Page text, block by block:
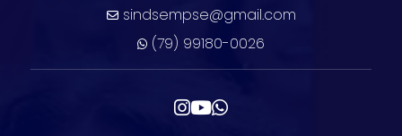
sindsempse@gmail.com
(79) 99180-0026